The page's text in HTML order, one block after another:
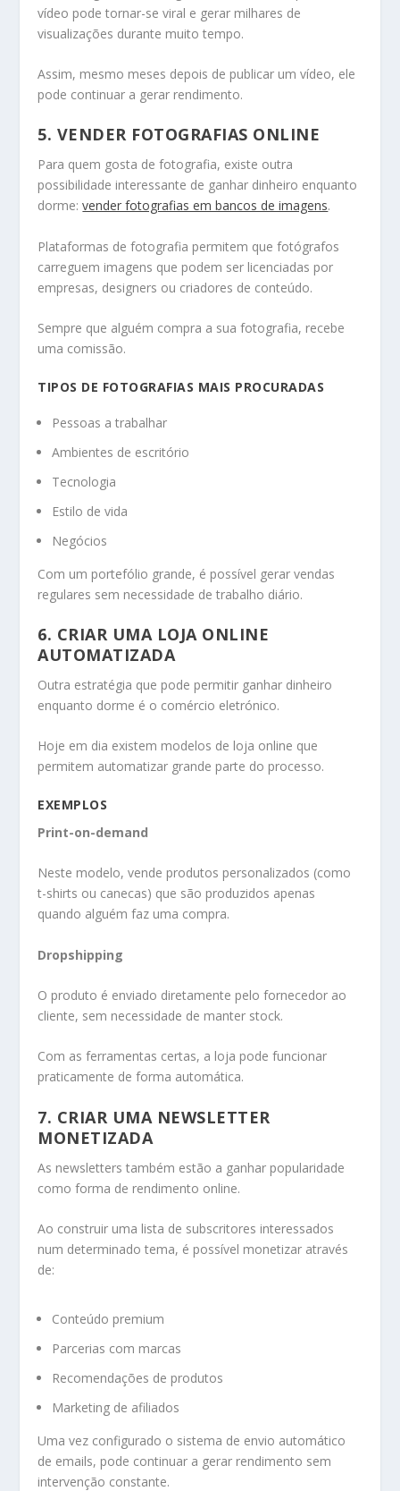
vídeo pode tornar-se viral e gerar milhares de
visualizações durante muito tempo.
Assim, mesmo meses depois de publicar um vídeo, ele
pode continuar a gerar rendimento.
5. VENDER FOTOGRAFIAS ONLINE
Para quem gosta de fotografia, existe outra
possibilidade interessante de ganhar dinheiro enquanto
dorme:vender fotografias em bancos de imagens.
Plataformas de fotografia permitem que fotógrafos
carreguem imagens que podem ser licenciadas por
empresas, designers ou criadores de conteúdo.
Sempre que alguém compra a sua fotografia, recebe
uma comissão.
TIPOS DE FOTOGRAFIAS MAIS PROCURADAS
Pessoas a trabalhar
Ambientes de escritório
Tecnologia
Estilo de vida
Negócios
Com um portefólio grande, é possível gerar vendas
regulares sem necessidade de trabalho diário.
6. CRIAR UMA LOJA ONLINE
AUTOMATIZADA
Outra estratégia que pode permitir ganhar dinheiro
enquanto dorme é o comércio eletrónico.
Hoje em dia existem modelos de loja online que
permitem automatizar grande parte do processo.
EXEMPLOS
Print-on-demand
Neste modelo, vende produtos personalizados (como
t-shirts ou canecas) que são produzidos apenas
quando alguém faz uma compra.
Dropshipping
O produto é enviado diretamente pelo fornecedor ao
cliente, sem necessidade de manter stock.
Com as ferramentas certas, a loja pode funcionar
praticamente de forma automática.
7. CRIAR UMA NEWSLETTER
MONETIZADA
As newsletters também estão a ganhar popularidade
como forma de rendimento online.
Ao construir uma lista de subscritores interessados
num determinado tema, é possível monetizar através
de:
Conteúdo premium
Parcerias com marcas
Recomendações de produtos
Marketing de afiliados
Uma vez configurado o sistema de envio automático
de emails, pode continuar a gerar rendimento sem
intervenção constante.